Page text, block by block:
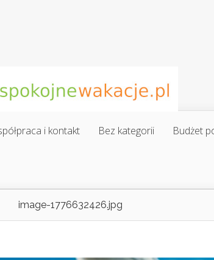
i kontakt Bez kategorii Budżet
image-1776632426.jpg